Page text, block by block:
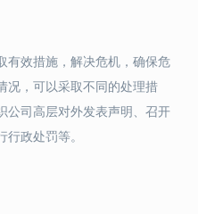
有效措施，解决危机，确保危
况，可以采取不同的处理措
公司高层对外发表声明、召开
政处罚等。